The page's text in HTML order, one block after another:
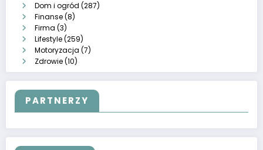
Dom i ogród (287)
Finanse(8)
Firma (3)
Lifestyle(259)
Motoryzacja (7)
Zdrowie(10)
PARTNERZY